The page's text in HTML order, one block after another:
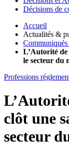
Décisions de
Accueil
Actualités &
Communiqués
L’Autorité de
le secteur du
Professions
clôt une
secteur